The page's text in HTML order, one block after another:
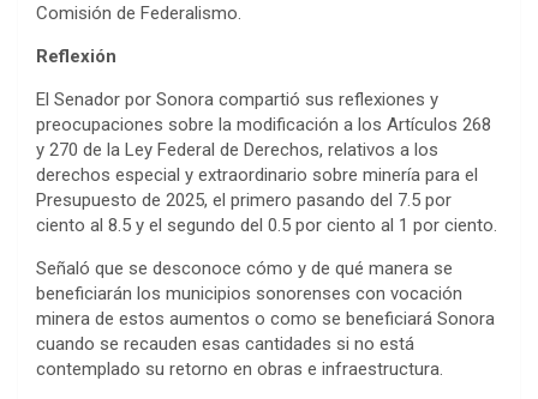
Comisión de Federalismo.
Reflexión
El Senador por Sonora compartió sus reflexiones y
preocupaciones sobre la modificación a los Artículos 268
y 270 de la Ley Federal de Derechos, relativos a los
derechos especial y extraordinario sobre minería para el
Presupuesto de 2025, el primero pasando del 7.5 por
ciento al 8.5 y el segundo del 0.5 por ciento al 1 por ciento.
Señaló que se desconoce cómo y de qué manera se
beneficiarán los municipios sonorenses con vocación
minera de estos aumentos o como se beneficiará Sonora
cuando se recauden esas cantidades si no está
contemplado su retorno en obras e infraestructura.